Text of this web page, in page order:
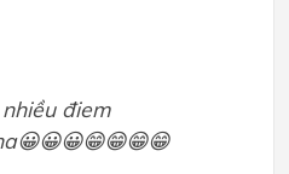
điem